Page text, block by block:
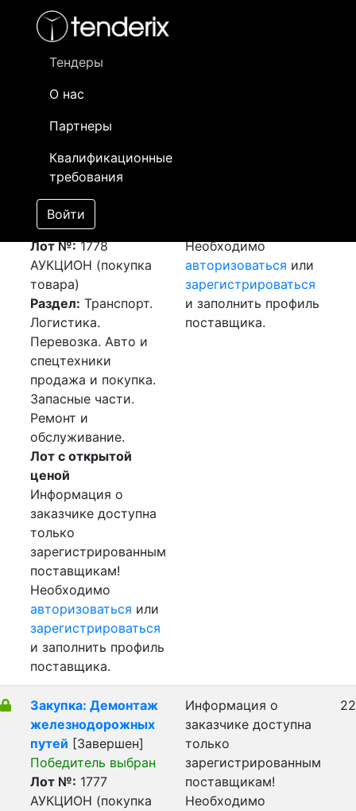
Тендеры
О нас
Партнеры
Квалификационные
требования
Войти
- активный лот
- сохраненный лот (не опубликован)
Закупка: Перевозка
г. Рапперсвиль
(Швейцария) - г.
Шымкент (РК)
[Завершен]
Лот №:1778
АУКЦИОН (покупка
товара)
Раздел: Транспорт.
Логистика.
Перевозка. Авто и
спецтехники
продажа и покупка.
Запасные части.
Ремонт и
обслуживание.
Лот с открытой
ценой
Информация о
заказчике доступна
только
зарегистрированным
поставщикам!
Необходимо
авторизоваться или
зарегистрироваться
и заполнить профиль
поставщика.
Необходимо
авторизоваться или
зарегистрироваться
и заполнить профиль
поставщика.
Закупка: Демонтаж
железнодорожных
путей [Завершен]
Победитель выбран
Лот №: 1777
АУКЦИОН (покупка
Информация о
заказчике доступна
только
зарегистрированным
поставщикам!
Необходимо